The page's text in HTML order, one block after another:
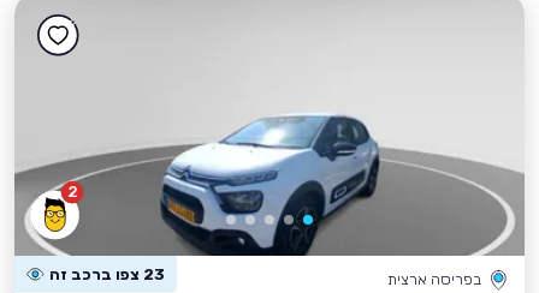
2
בפריסה ארצית 23 צפו ברכב זה